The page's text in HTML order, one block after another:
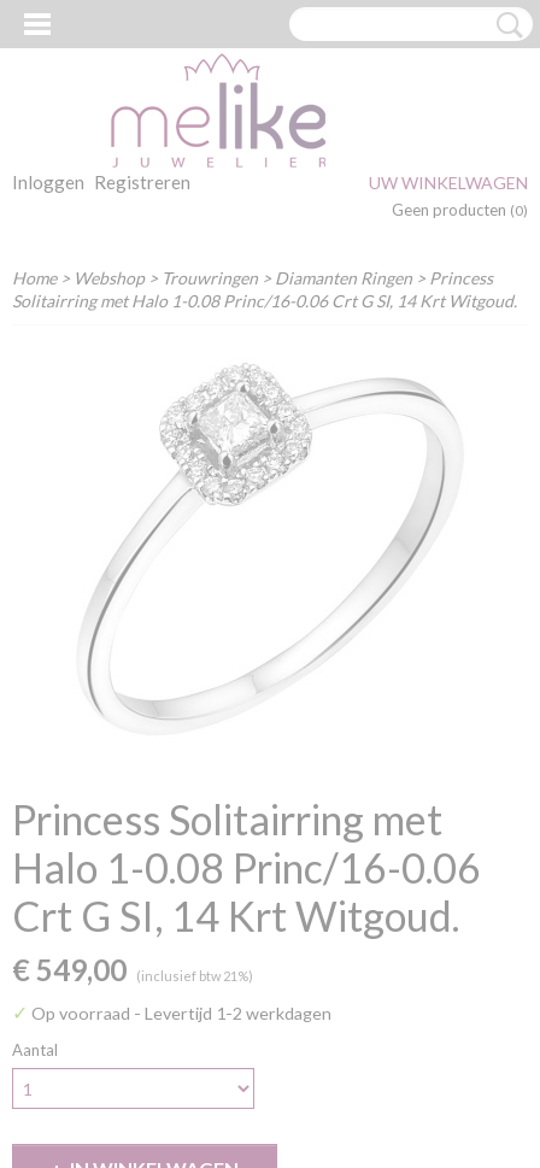
Inloggen Registreren UW WINKELWAGEN
Geen producten (0)
Home> Webshop> Trouwringen > Diamanten Ringen > Princess
Solitairring met Halo 1-0.08 Princ/16-0.06 Crt G SI, 14 Krt Witgoud.
Princess Solitairring met
Halo 1-0.08 Princ/16-0.06
Crt G SI, 14 Krt Witgoud.
€ 549,00 (inclusief btw 21%)
✓ Op voorraad - Levertijd 1-2 werkdagen
Aantal